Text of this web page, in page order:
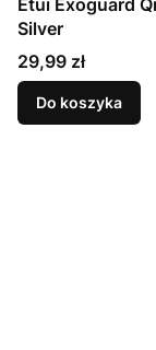
Etui Exoguard
Silver
Cena
29,99 zł
Do koszyka